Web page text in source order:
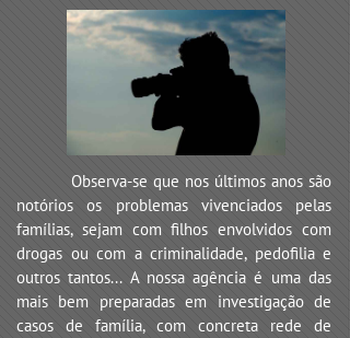
Observa-se que nos últimos anos são
notórios os problemas vivenciados pelas
famílias, sejam com filhos envolvidos com
drogas ou com a criminalidade, pedofilia e
outros tantos... A nossa agência é uma das
mais bem preparadas em investigação de
casos de família, com concreta rede de